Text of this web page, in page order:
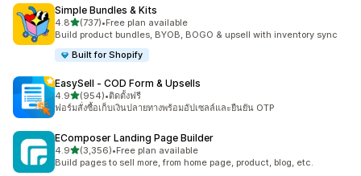
Simple Bundles & Kits
4.8เต็ม 5 ดาว
(737)
ทั้งหมด 737 รีวิว
•Free plan available
Build product bundles, BYOB, BOGO & upsell with inventory sync
Built for Shopify
EasySell ‑ COD Form & Upsells
4.9เต็ม 5 ดาว
(954)
ทั้งหมด 954 รีวิว
•ติดตั้งฟรี
ฟอร์มสั่งซื้อเก็บเงินปลายทางพร้อมอัปเซลล์และยืนยัน OTP
EComposer Landing Page Builder
4.9เต็ม 5 ดาว
(3,356)
ทั้งหมด 3356 รีวิว
•Free plan available
Build pages to sell more, from home page, product, blog, etc.